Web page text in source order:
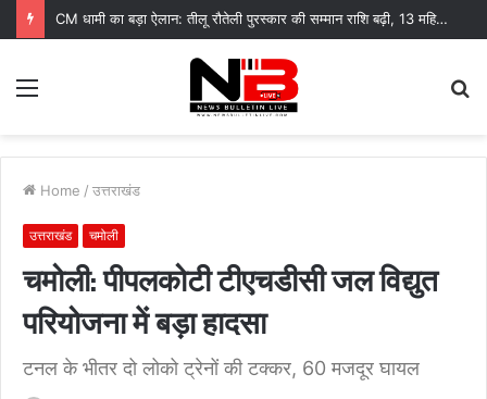
मिस उत्तराखंड 2026 में रचनात्मकता के साथ स्वावलंबन का संदेश
Menu
Home / उत्तराखंड
उत्तराखंड चमोली
चमोली: पीपलकोटी टीएचडीसी जल विद्युत
परियोजना में बड़ा हादसा
टनल के भीतर दो लोको ट्रेनों की टक्कर, 60 मजदूर घायल